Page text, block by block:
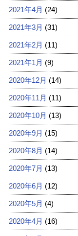
2021年4月 (24)
2021年3月 (31)
2021年2月 (11)
2021年1月 (9)
2020年12月 (14)
2020年11月 (11)
2020年10月 (13)
2020年9月 (15)
2020年8月 (14)
2020年7月 (13)
2020年6月 (12)
2020年5月 (4)
2020年4月 (16)